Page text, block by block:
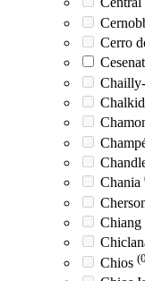
Cerro
Chania
Chiang
Chios